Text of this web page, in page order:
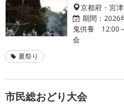
京都府・宮
期間： 2026
鬼供養 12:00
会
夏祭り
市民総おどり大会